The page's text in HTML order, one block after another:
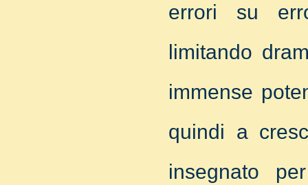
errori su
limitando
immense
quindi a
insegnato